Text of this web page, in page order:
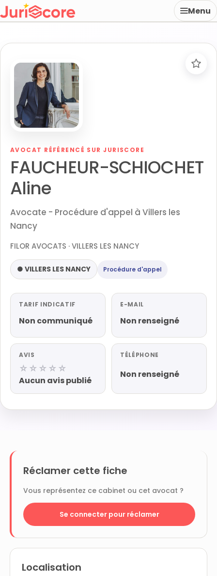
Menu
AVOCAT RÉFÉRENCÉ SUR JURISCORE
FAUCHEUR-SCHIOCHET
Aline
Avocate - Procédure d'appel à Villers les
Nancy
FILOR AVOCATS · VILLERS LES NANCY
● VILLERS LES NANCY Procédure d'appel
TARIF INDICATIF
Non communiqué
E-MAIL
Non renseigné
AVIS
☆☆☆☆☆
Aucun avis publié
TÉLÉPHONE
Non renseigné
Réclamer cette fiche
Vous représentez ce cabinet ou cet avocat ?
Se connecter pour réclamer
Localisation